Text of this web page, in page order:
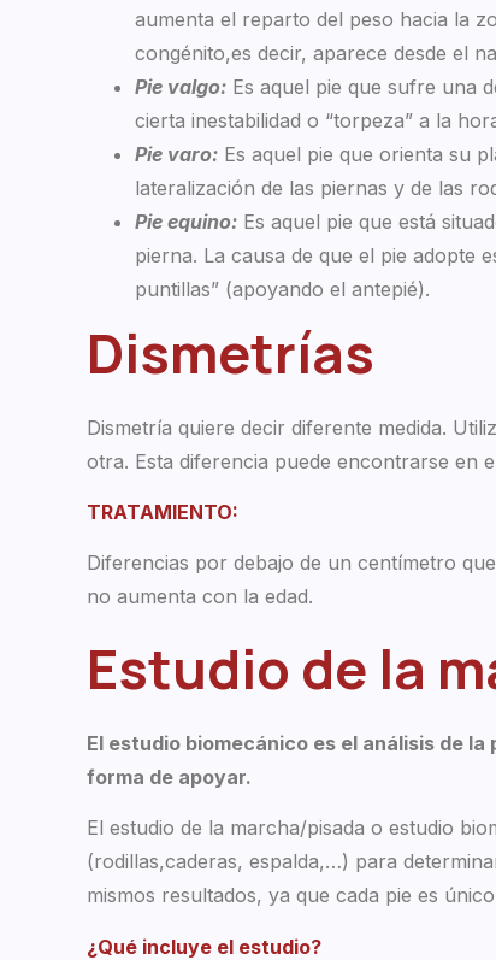
aumenta el reparto del peso hacia la
congénito,es decir, aparece desde el
Pie valgo: Es aquel pie que sufre una
cierta inestabilidad o “torpeza” a la
Pie varo: Es aquel pie que orienta su
lateralización de las piernas y de las
Pie equino: Es aquel pie que está
pierna. La causa de que el pie adopte
puntillas” (apoyando el antepié).
Dismetrías
Dismetría quiere decir diferente medida.
otra. Esta diferencia puede encontrarse en
TRATAMIENTO:
Diferencias por debajo de un centímetro
no aumenta con la edad.
Estudio de la
El estudio biomecánico es el análisis de
forma de apoyar.
El estudio de la marcha/pisada o estudio
(rodillas,caderas, espalda,…) para
mismos resultados, ya que cada pie es
¿Qué incluye el estudio?